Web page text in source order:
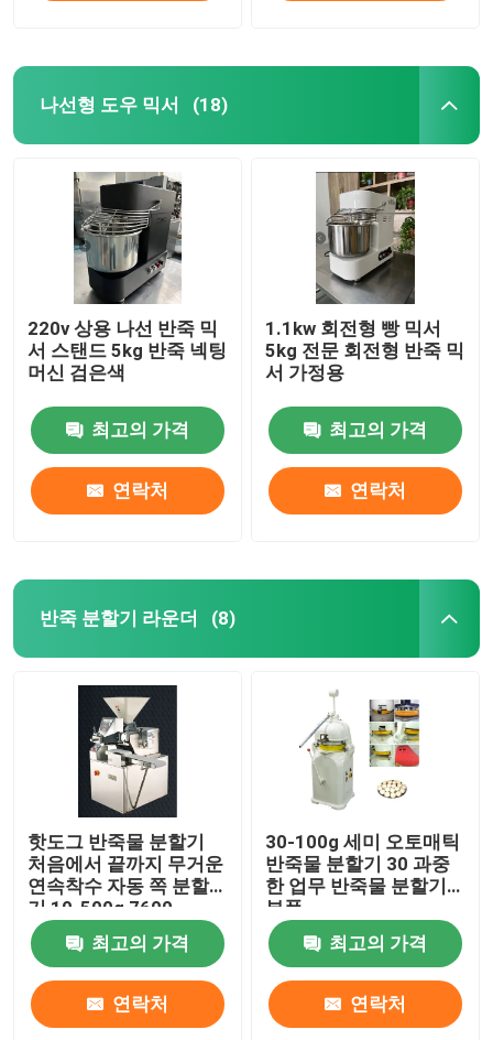
나선형 도우 믹서 (18)
220v 상용 나선 반죽 믹
서 스탠드 5kg 반죽 넥팅
머신 검은색
최고의 가격
연락처
1.1kw 회전형 빵 믹서
5kg 전문 회전형 반죽 믹
서 가정용
최고의 가격
연락처
반죽 분할기 라운더 (8)
핫도그 반죽물 분할기
처음에서 끝까지 무거운
연속착수 자동 쪽 분할
기 10-500g 7600
pcs/H
최고의 가격
연락처
30-100g 세미 오토매틱
반죽물 분할기 30 과중
한 업무 반죽물 분할기
부품
최고의 가격
연락처